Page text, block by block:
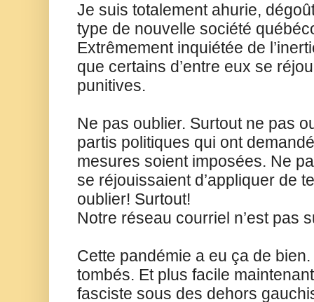
Je suis totalement ahurie,
type de nouvelle société
Extrêmement inquiétée de
que certains d’entre eux se
punitives.
Ne pas oublier. Surtout ne pas
partis politiques qui ont
mesures soient imposées. Ne
se réjouissaient d’appliquer de
oublier! Surtout!
Notre réseau courriel n’est pas
Cette pandémie a eu ça de
tombés. Et plus facile
fasciste sous des dehors